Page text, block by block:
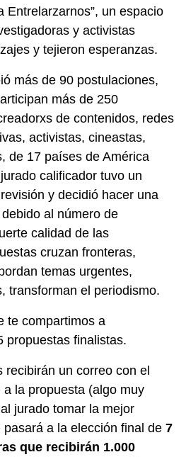
Entrelarzarnos”, un espacio
y activistas
y tejieron esperanzas.
más de 90 postulaciones,
más de 250
de contenidos, redes
activistas, cineastas,
de 17 países de América
calificador tuvo un
y decidió hacer una
al número de
calidad de las
cruzan fronteras,
temas urgentes,
transforman el periodismo.
te compartimos a
propuestas finalistas.
recibirán un correo con el
la propuesta (algo muy
jurado tomar la mejor
a la elección final de 7
que recibirán 1.000